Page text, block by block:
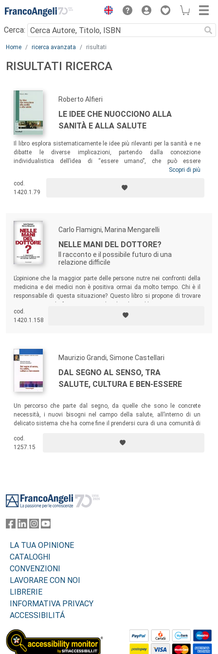
Menu
Cerca:
Main content
Home ricerca avanzata risultati
RISULTATI RICERCA
Roberto Alfieri
LE IDEE CHE NUOCCIONO ALLA
SANITÀ E ALLA SALUTE
Il libro esplora sistematicamente le idee più rilevanti per la sanità e ne
dibatte le diverse implicazioni, partendo dalla concezione
individualistica dell’idea di “essere umano”, che può essere
considerata all’origine del progressivo snaturamento dei servizi
sulle idee di fondo che animano i dibattiti sulla sanità renderà
possibile il cambiamento radicale di cui abbiamo bisogno dinanzi a
Progettazione e organizzazione dei servizi sanitari nella Facoltà di
Scienze della formazione di Bergamo.
Scopri di più
cod.
1420.1.79
Carlo Flamigni, Marina Mengarelli
NELLE MANI DEL DOTTORE?
Il racconto e il possibile futuro di una
relazione difficile
L’opinione che la maggior parte delle persone nutre nei confronti della
medicina e dei medici non è positiva ormai da molto tempo. Chi è il
responsabile di questa situazione? Questo libro si propone di trovare
sociali che caratterizzano la medicina di oggi.
cod.
1420.1.158
Maurizio Grandi, Simone Castellari
DAL SEGNO AL SENSO, TRA
SALUTE, CULTURA E BEN-ESSERE
Un percorso che parte dal segno, da quelle che sono le concrete
necessità, i nuovi bisogni nel campo della salute, all’interno di un
delicato sistema che ha come fine il prendersi cura di una comunità di
terreno fertile per la ricerca di un più autentico ben-essere.
cod.
1257.15
LA TUA OPINIONE
CATALOGHI
CONVENZIONI
LAVORARE CON NOI
LIBRERIE
INFORMATIVA PRIVACY
ACCESSIBILITÁ